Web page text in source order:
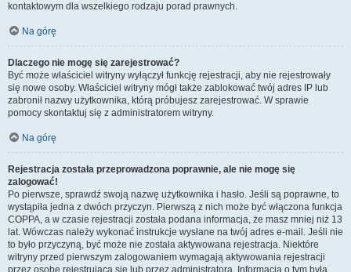
kontaktowym dla wszelkiego rodzaju porad prawnych.
Na górę
Dlaczego nie mogę się zarejestrować?
Być może właściciel witryny wyłączył funkcję rejestracji, aby nie rejestrowały
się nowe osoby. Właściciel witryny mógł także zablokować twój adres IP lub
zabronił nazwy użytkownika, którą próbujesz zarejestrować. W sprawie
pomocy skontaktuj się z administratorem witryny.
Na górę
Rejestracja została przeprowadzona poprawnie, ale nie mogę się
zalogować!
Po pierwsze, sprawdź swoją nazwę użytkownika i hasło. Jeśli są poprawne, to
wystąpiła jedna z dwóch przyczyn. Pierwszą z nich może być włączona funkcja
COPPA, a w czasie rejestracji została podana informacja, że masz mniej niż 13
lat. Wówczas należy wykonać instrukcje wysłane na twój adres e-mail. Jeśli nie
to było przyczyną, być może nie została aktywowana rejestracja. Niektóre
witryny przed pierwszym zalogowaniem wymagają aktywowania rejestracji
przez osobę rejestrującą się lub przez administratora. Informacja o tym była